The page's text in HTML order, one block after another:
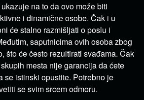
ukazuje na to da ovo može biti
i dinamične osobe. Čak i u
će stalno razmišljati o poslu i
saputnicima ovih osoba zbog
što će često rezultirati svađama. Čak
mesta nije garancija da ćete
se istinski opustite. Potrebno je
se svim srcem odmoru.